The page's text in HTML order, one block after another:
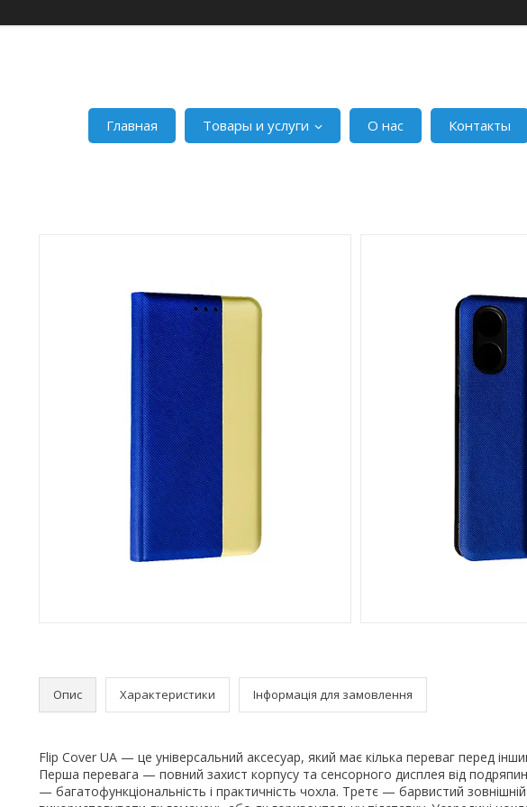
Главная Товары и услуги О нас Контакты
Опис Характеристики Інформація для замовлення
Flip Cover UA — це універсальний аксесуар, який має кілька переваг перед
Перша перевага — повний захист корпусу та сенсорного дисплея від подряпин,
— багатофункціональність і практичність чохла. Третє — барвистий